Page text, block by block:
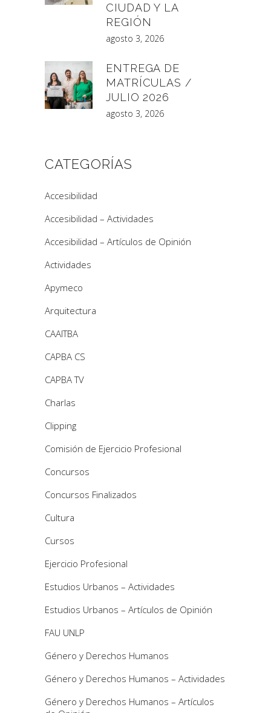
CIUDAD Y LA
REGIÓN
agosto 3, 2026
ENTREGA DE
MATRÍCULAS /
JULIO 2026
agosto 3, 2026
CATEGORÍAS
Accesibilidad
Accesibilidad – Actividades
Accesibilidad – Artículos de Opinión
Actividades
Apymeco
Arquitectura
CAAITBA
CAPBA CS
CAPBA TV
Charlas
Clipping
Comisión de Ejercicio Profesional
Concursos
Concursos Finalizados
Cultura
Cursos
Ejercicio Profesional
Estudios Urbanos – Actividades
Estudios Urbanos – Artículos de Opinión
FAU UNLP
Género y Derechos Humanos
Género y Derechos Humanos – Actividades
Género y Derechos Humanos – Artículos